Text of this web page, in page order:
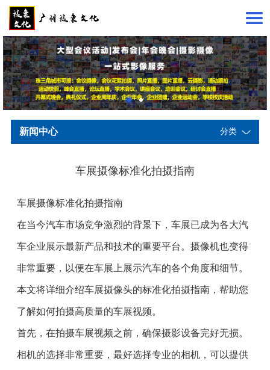
新闻中心 分类
车展摄像标准化拍摄指南
车展摄像标准化拍摄指南
在当今汽车市场竞争激烈的背景下，车展已成为各大汽
车企业展示最新产品和技术的重要平台。摄像机也变得
非常重要，以便在车展上展示汽车的各个角度和细节。
本文将详细介绍车展摄像头的标准化拍摄指南，帮助您
了解如何拍摄高质量的车展视频。
首先，在拍摄车展视频之前，确保摄影设备完好无损。
相机的选择非常重要，最好选择专业的相机，可以提供